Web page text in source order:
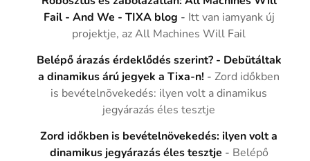
Fail - And We - TIXA blog - Itt van iamyank új
projektje, az All Machines Will Fail
Belépő árazás érdeklődés szerint? - Debütáltak
a dinamikus árú jegyek a Tixa-n! -Zord időkben
is bevételnövekedés: ilyen volt a dinamikus
jegyárazás éles tesztje
Zord időkben is bevételnövekedés: ilyen volt a
dinamikus jegyárazás éles tesztje - Belépő